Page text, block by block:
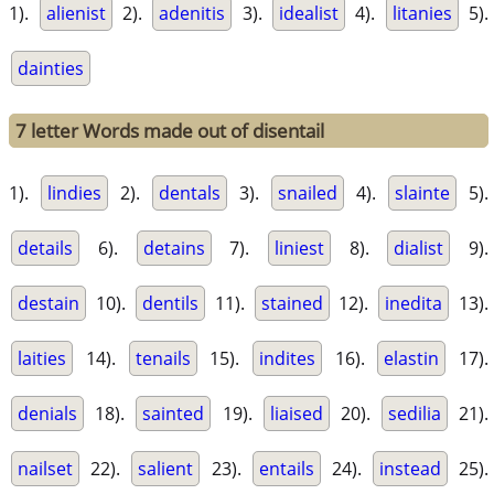
1). alienist 2). adenitis 3). idealist 4). litanies 5).
dainties
7 letter Words made out of disentail
1). lindies 2). dentals 3). snailed 4). slainte 5).
details 6). detains 7). liniest 8). dialist 9).
destain 10). dentils 11). stained 12). inedita 13).
laities 14). tenails 15). indites 16). elastin 17).
denials 18). sainted 19). liaised 20). sedilia 21).
nailset 22). salient 23). entails 24). instead 25).